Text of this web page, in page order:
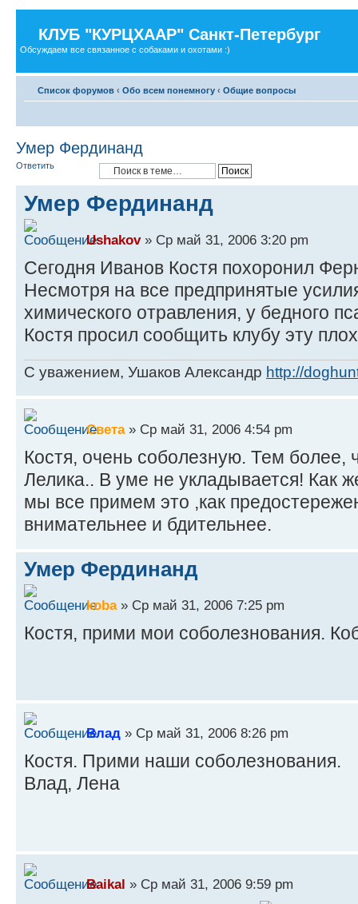
КЛУБ "КУРЦХААР" Санкт-Петербург
Обсуждаем все связанное с собаками и охотами :)
Список форумов ‹ Обо всем понемногу ‹ Общие вопросы
Умер Фердинанд
Ответить
Умер Фердинанд
Ushakov» Ср май 31, 2006 3:20 pm
Сегодня Иванов Костя похоронил
Несмотря на все предпринятые
химического отравления, у бедного
Костя просил сообщить клубу эту
С уважением, Ушаков Александр http://
Света» Ср май 31, 2006 4:54 pm
Костя, очень соболезную. Тем более,
Лелика.. В уме не укладывается! Как
мы все примем это ,как
внимательнее и бдительнее.
Умер Фердинанд
koba» Ср май 31, 2006 7:25 pm
Костя, прими мои соболезнования.
Влад » Ср май 31, 2006 8:26 pm
Костя. Прими наши соболезнования.
Влад, Лена
Baikal » Ср май 31, 2006 9:59 pm